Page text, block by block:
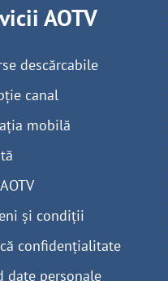
AOTV
descărcabile
canal
mobilă
și condiții
confidențialitate
date personale